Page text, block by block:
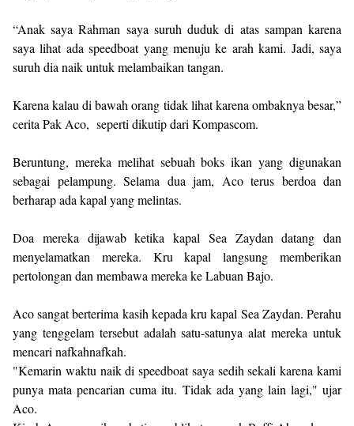
“Anak saya Rahman saya suruh duduk di atas sampan karena
saya lihat ada speedboat yang menuju ke arah kami. Jadi, saya
suruh dia naik untuk melambaikan tangan.
Karena kalau di bawah orang tidak lihat karena ombaknya besar,”
cerita Pak Aco, seperti dikutip dari Kompascom.
Beruntung, mereka melihat sebuah boks ikan yang digunakan
sebagai pelampung. Selama dua jam, Aco terus berdoa dan
berharap ada kapal yang melintas.
Doa mereka dijawab ketika kapal Sea Zaydan datang dan
menyelamatkan mereka. Kru kapal langsung memberikan
pertolongan dan membawa mereka ke Labuan Bajo.
Aco sangat berterima kasih kepada kru kapal Sea Zaydan. Perahu
yang tenggelam tersebut adalah satu-satunya alat mereka untuk
mencari nafkahnafkah.
"Kemarin waktu naik di speedboat saya sedih sekali karena kami
punya mata pencarian cuma itu. Tidak ada yang lain lagi," ujar
Aco.